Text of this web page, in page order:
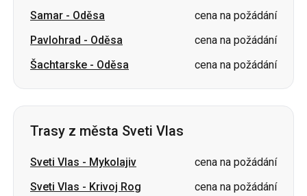
Trasy z města Sveti Vlas
Sveti Vlas-Mykolajiv
cena na požádání
Sveti Vlas -Bila Cerkva
Sveti Vlas-Záporoží
cena na požádání
Sveti Vlas-Charkov
cena na požádání